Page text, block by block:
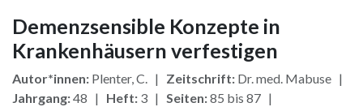
Demenzsensible Konzepte in
Krankenhäusern verfestigen
Autor*innen: Plenter, C. | Zeitschrift: Dr. med. Mabuse |
Jahrgang:48 | Heft: 3 | Seiten:85 bis 87 |